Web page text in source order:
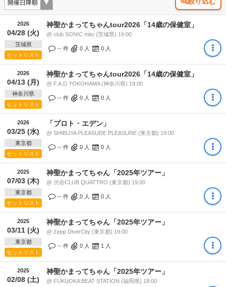
2026
04/28 (火)
茨城県
セットリスト
神聖かまってちゃんtour2026「14歳の保健室」
@ club SONIC mito (茨城県) 19:00
-- 件 0 人 0 人
2026
04/13 (月)
神奈川県
セットリスト
神聖かまってちゃんtour2026「14歳の保健室」
@ F.A.D YOKOHAMA (神奈川県) 19:00
-- 件 0 人 0 人
2026
03/25 (水)
東京都
セットリスト
「プロト・エデン」
@ SHIBUYA PLEASURE PLEASURE (東京都) 19:00
-- 件 0 人 0 人
2025
07/03 (木)
東京都
セットリスト
神聖かまってちゃん「2025年ツアー」
@ 渋谷CLUB QUATTRO (東京都) 19:00
-- 件 0 人 0 人
2025
03/11 (火)
東京都
セットリスト
神聖かまってちゃん「2025年ツアー」
@ Zepp DiverCity (東京都) 19:00
-- 件 0 人 1 人
2025
02/08 (土)
神聖かまってちゃん「2025年ツアー」
@ FUKUOKA BEAT STATION (福岡県) 18:00